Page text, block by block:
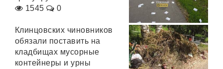
1545
0
Клинцовских чиновников
обязали поставить на
кладбищах мусорные
контейнеры и урны